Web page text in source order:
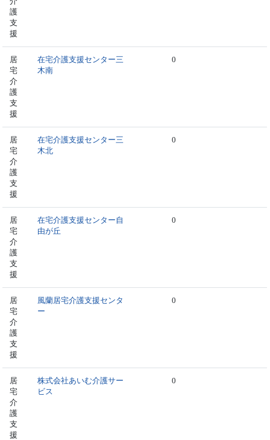
護
支
援
居
宅
介
護
支
援
在宅介護支援センター三
木南
0
居
宅
介
護
支
援
在宅介護支援センター三
木北
0
居
宅
介
護
支
援
在宅介護支援センター自
由が丘
0
居
宅
介
護
支
援
風蘭居宅介護支援センタ
ー
0
居
宅
介
護
支
援
株式会社あいむ介護サー
ビス
0